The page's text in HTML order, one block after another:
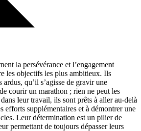
la persévérance et l’engagement
les objectifs les plus ambitieux. Ils
qu’il s’agisse de gravir une
courir un marathon ; rien ne peut les
leur travail, ils sont prêts à aller au-delà
efforts supplémentaires et à démontrer une
Leur détermination est un pilier de
permettant de toujours dépasser leurs